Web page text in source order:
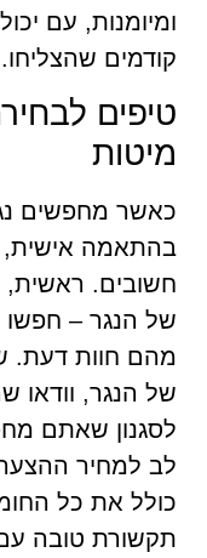
ומיומנות, עם
קודמים שהצליחו.
טיפים
מיטות
כאשר מחפשים
בהתאמה אישית,
חשובים. ראשית,
של הנגר – חפשו
מהם חוות דעת.
של הנגר, וודאו
לסגנון שאתם
לב למחיר
כולל את כל
תקשורת טובה